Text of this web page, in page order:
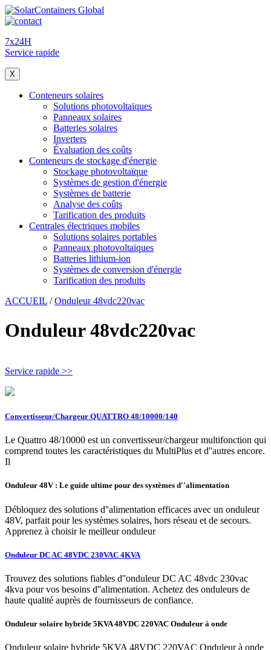
7x24H
Service rapide
X
Conteneurs solaires
Solutions photovoltaïques
Panneaux solaires
Batteries solaires
Inverters
Évaluation des coûts
Conteneurs de stockage d'énergie
Stockage photovoltaïque
Systèmes de gestion d'énergie
Systèmes de batterie
Analyse des coûts
Tarification des produits
Centrales électriques mobiles
Solutions solaires portables
Panneaux photovoltaïques
Batteries lithium-ion
Systèmes de conversion d'énergie
Tarification des produits
ACCUEIL /Onduleur 48vdc220vac
Onduleur 48vdc220vac
Service rapide >>
Convertisseur/Chargeur QUATTRO 48/10000/140
Le Quattro 48/10000 est un convertisseur/chargeur multifonction qui
comprend toutes les caractéristiques du MultiPlus et d''autres encore.
Il
Onduleur 48V : Le guide ultime pour des systèmes d''alimentation
Débloquez des solutions d''alimentation efficaces avec un onduleur
48V, parfait pour les systèmes solaires, hors réseau et de secours.
Apprenez à choisir le meilleur onduleur
Onduleur DC AC 48VDC 230VAC 4KVA
Trouvez des solutions fiables d''onduleur DC AC 48vdc 230vac
4kva pour vos besoins d''alimentation. Achetez des onduleurs de
haute qualité auprès de fournisseurs de confiance.
Onduleur solaire hybride 5KVA 48VDC 220VAC Onduleur à onde
Onduleur solaire hybride 5KVA 48VDC 220VAC Onduleur à onde